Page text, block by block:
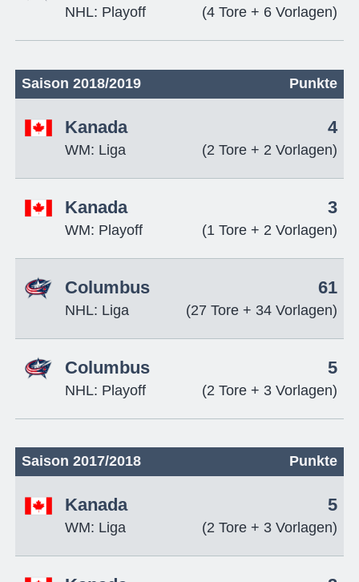
NHL: Playoff (4 Tore + 6 Vorlagen)
Saison 2018/2019 Punkte
Kanada
WM: Liga
4
(2 Tore + 2 Vorlagen)
Kanada
WM: Playoff
3
(1 Tore + 2 Vorlagen)
Columbus
NHL: Liga
61
(27 Tore + 34 Vorlagen)
Columbus
NHL: Playoff
5
(2 Tore + 3 Vorlagen)
Saison 2017/2018 Punkte
Kanada
WM: Liga
5
(2 Tore + 3 Vorlagen)